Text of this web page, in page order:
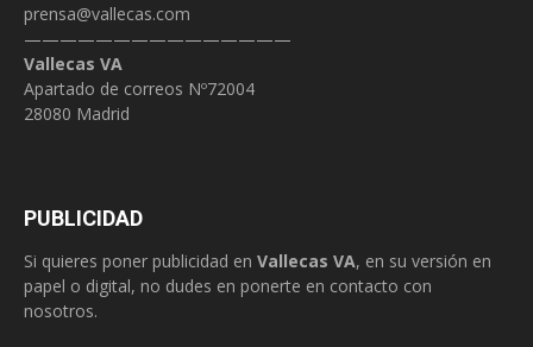
prensa@vallecas.com
———————————————
Vallecas VA
Apartado de correos Nº72004
28080 Madrid
PUBLICIDAD
Si quieres poner publicidad en Vallecas VA, en su versión en
papel o digital, no dudes en ponerte en contacto con
nosotros.